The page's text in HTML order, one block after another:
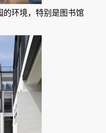
的环境，特别是图书馆